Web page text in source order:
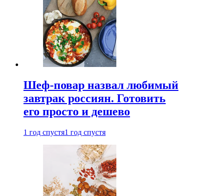
Шеф-повар назвал любимый
завтрак россиян. Готовить
его просто и дешево
1 год спустя1 год спустя